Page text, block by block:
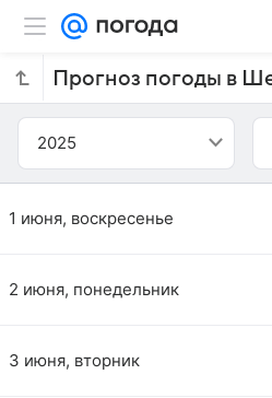
2025
1 июня, воскресенье
2 июня, понедельник
3 июня, вторник